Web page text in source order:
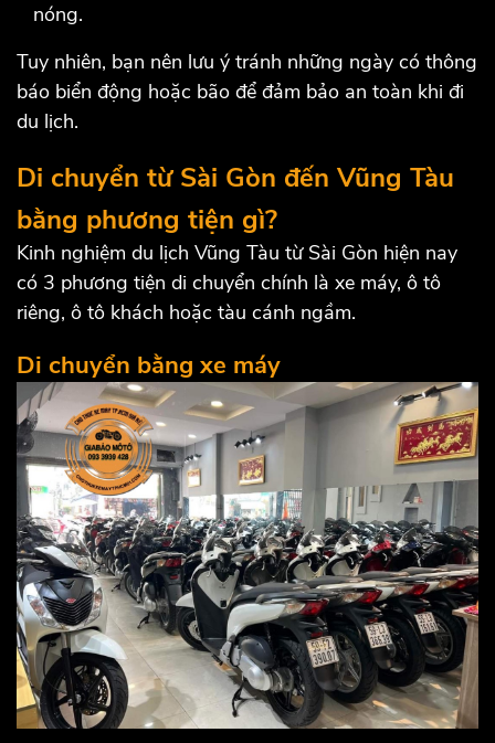
nóng.
Tuy nhiên, bạn nên lưu ý tránh những ngày có thông
báo biển động hoặc bão để đảm bảo an toàn khi đi
du lịch.
Di chuyển từ Sài Gòn đến Vũng Tàu
bằng phương tiện gì?
Kinh nghiệm du lịch Vũng Tàu từ Sài Gòn hiện nay
có 3 phương tiện di chuyển chính là xe máy, ô tô
riêng, ô tô khách hoặc tàu cánh ngầm.
Di chuyển bằng xe máy